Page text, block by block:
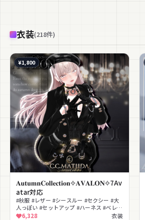
衣装(218件)
¥1,800
𝐀𝐮𝐭𝐮𝐦𝐧𝐂𝐨𝐥𝐥𝐞𝐜𝐭𝐢𝐨𝐧✧𝐀𝐕𝐀𝐋𝐎𝐍✧7Av
atar対応
#秋服 #レザー #シースルー #セクシー #大
人っぽい #セットアップ #ハーネス #ベレー
帽 #MA対応 #lilToon対応
6,328 衣装